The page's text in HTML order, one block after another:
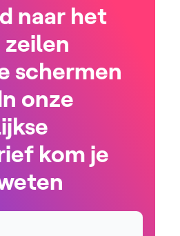
naar het
schermen
onze
kom je